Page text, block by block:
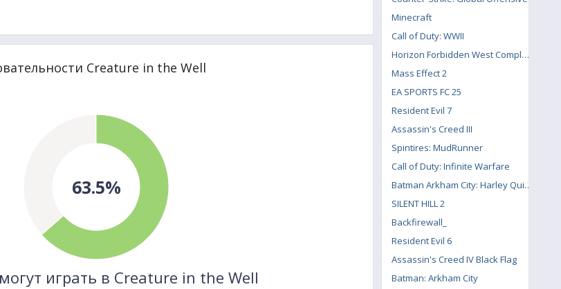
Creature in the Well
63.5%
играть в Creature in the Well
Minecraft
Call of Duty: WWII
Horizon Forbidden West Complete Edition
Mass Effect 2
EA SPORTS FC 25
Resident Evil 7
Assassin's Creed III
Spintires: MudRunner
Call of Duty: Infinite Warfare
Batman Arkham City: Harley Quinn's Revenge
SILENT HILL 2
Backfirewall_
Resident Evil 6
Assassin's Creed IV Black Flag
Batman: Arkham City